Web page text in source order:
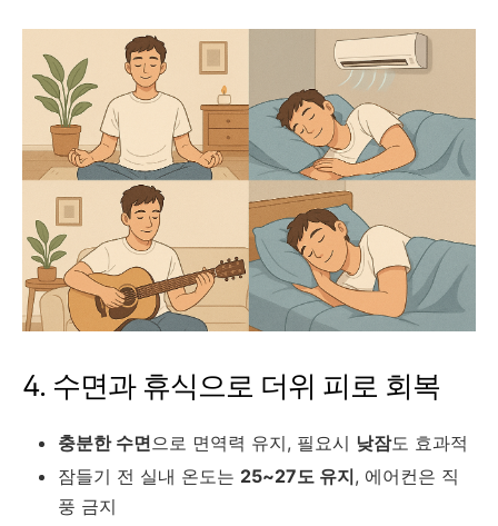
4. 수면과 휴식으로 더위 피로 회복
충분한 수면으로 면역력 유지, 필요시 낮잠도 효과적
잠들기 전 실내 온도는 25~27도 유지, 에어컨은 직
풍 금지